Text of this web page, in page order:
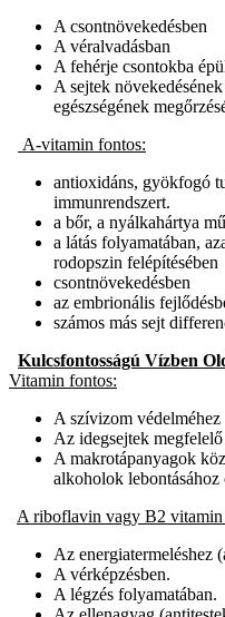
A csontnövekedésben
A véralvadásban
A fehérje csontokba
A sejtek
egészségének
A-vitamin fontos:
antioxidáns, gyökfogó
immunrendszert.
a bőr, a nyálkahártya
a látás folyamatában,
rodopszin felépítésében
csontnövekedésben
az embrionális
számos más sejt
Kulcsfontosságú Vízben
Vitamin fontos:
A szívizom védelméhez
Az idegsejtek
A makrotápanyagok
alkoholok lebontásához
A riboflavin vagy B2 vitamin
Az energiatermeléshez
A vérképzésben.
A légzés folyamatában.